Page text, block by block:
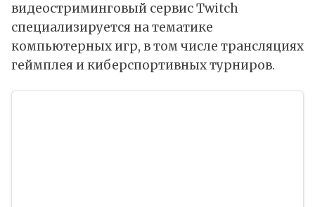
видеостриминговый сервис Twitch
специализируется на тематике
компьютерных игр, в том числе трансляциях
геймплея и киберспортивных турниров.